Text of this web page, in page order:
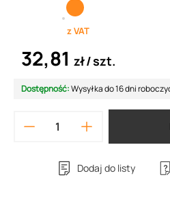
z VAT
32,81 zł szt.
Dostępność:Wysyłka do 16 dni
Dodaj do listy